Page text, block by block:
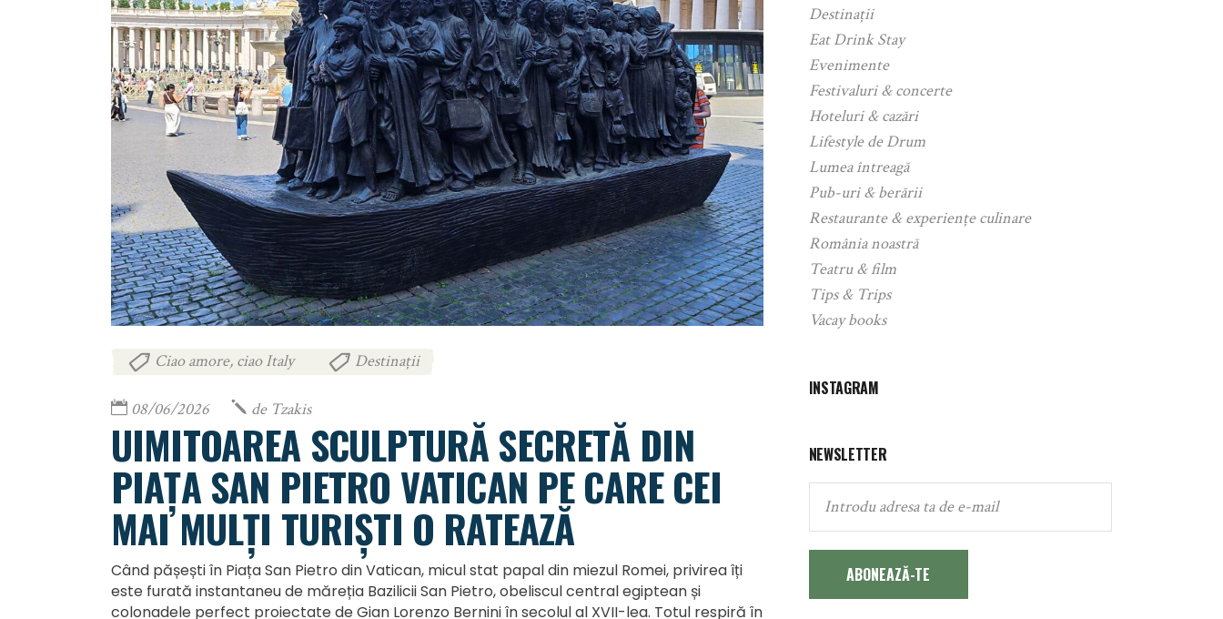
Ciao amore, ciao Italy Destinații
08/06/2026 de Tzakis
UIMITOAREA SCULPTURĂ SECRETĂ DIN
PIAȚA SAN PIETRO VATICAN PE CARE CEI
MAI MULȚI TURIȘTI O RATEAZĂ
Când pășești în Piața San Pietro din Vatican, micul stat papal din miezul Romei, privirea îți
este furată instantaneu de măreția Bazilicii San Pietro, obeliscul central egiptean și
colonadele perfect proiectate de Gian Lorenzo Bernini în secolul al XVII-lea. Totul respiră în
Destinații
Eat Drink Stay
Evenimente
Festivaluri & concerte
Hoteluri & cazări
Lifestyle de Drum
Lumea întreagă
Pub-uri & berării
Restaurante & experiențe culinare
România noastră
Teatru & film
Tips & Trips
Vacay books
INSTAGRAM
NEWSLETTER
ABONEAZĂ-TE